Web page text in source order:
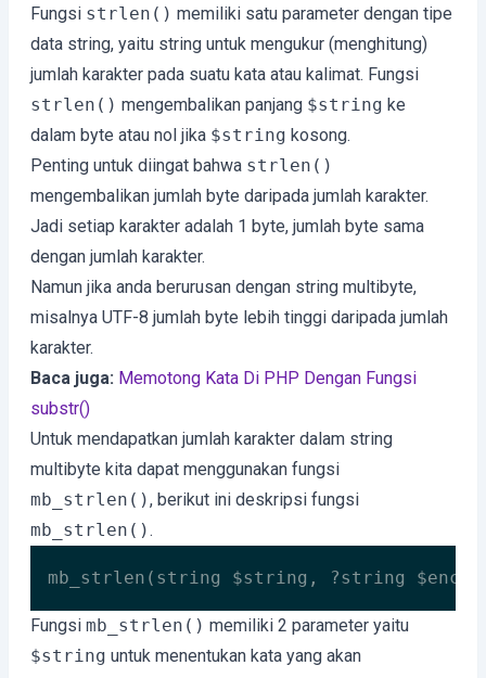
Code language: PHP (php)
Fungsi strlen() memiliki satu parameter dengan tipe
data string, yaitu string untuk mengukur (menghitung)
jumlah karakter pada suatu kata atau kalimat. Fungsi
strlen() mengembalikan panjang $string ke
dalam byte atau nol jika $string kosong.
Penting untuk diingat bahwa strlen()
mengembalikan jumlah byte daripada jumlah karakter.
Jadi setiap karakter adalah 1 byte, jumlah byte sama
dengan jumlah karakter.
Namun jika anda berurusan dengan string multibyte,
misalnya UTF-8 jumlah byte lebih tinggi daripada jumlah
karakter.
Baca juga: Memotong Kata Di PHP Dengan Fungsi
substr()
Untuk mendapatkan jumlah karakter dalam string
multibyte kita dapat menggunakan fungsi
mb_strlen(), berikut ini deskripsi fungsi
mb_strlen().
mb_strlen(string $string, ?string
Code language: PHP ( php)
Fungsi mb_strlen() memiliki 2 parameter yaitu
$string untuk menentukan kata yang akan